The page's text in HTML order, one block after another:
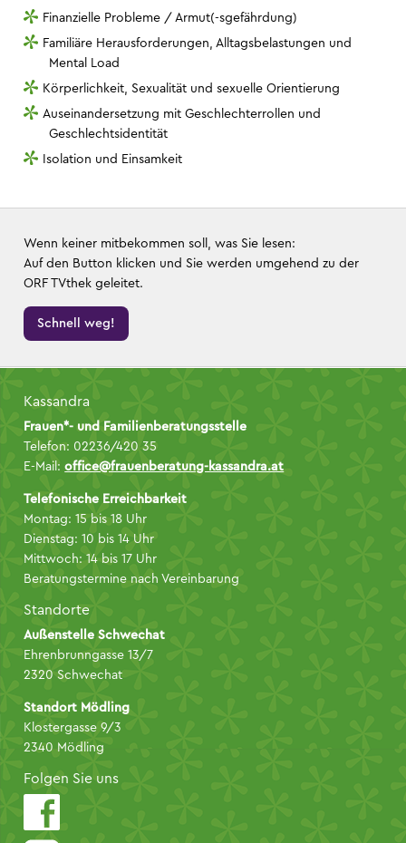
Finanzielle Probleme / Armut(-sgefährdung)
Familiäre Herausforderungen, Alltagsbelastungen und
Mental Load
Körperlichkeit, Sexualität und sexuelle Orientierung
Auseinandersetzung mit Geschlechterrollen und
Geschlechtsidentität
Isolation und Einsamkeit
Wenn keiner mitbekommen soll, was Sie lesen:
Auf den Button klicken und Sie werden umgehend zu der
ORF TVthek geleitet.
Schnell weg!
Kassandra
Frauen*- und Familienberatungsstelle
Telefon: 02236/420 35
E-Mail:office@frauenberatung-kassandra.at
Telefonische Erreichbarkeit
Montag: 15 bis 18 Uhr
Dienstag: 10 bis 14 Uhr
Mittwoch: 14 bis 17 Uhr
Beratungstermine nach Vereinbarung
Standorte
Außenstelle Schwechat
Ehrenbrunngasse 13/7
2320 Schwechat
Standort Mödling
Klostergasse 9/3
2340 Mödling
Folgen Sie uns